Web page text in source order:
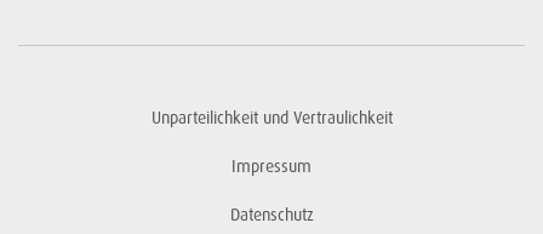
Unparteilichkeit und Vertraulichkeit
Impressum
Datenschutz